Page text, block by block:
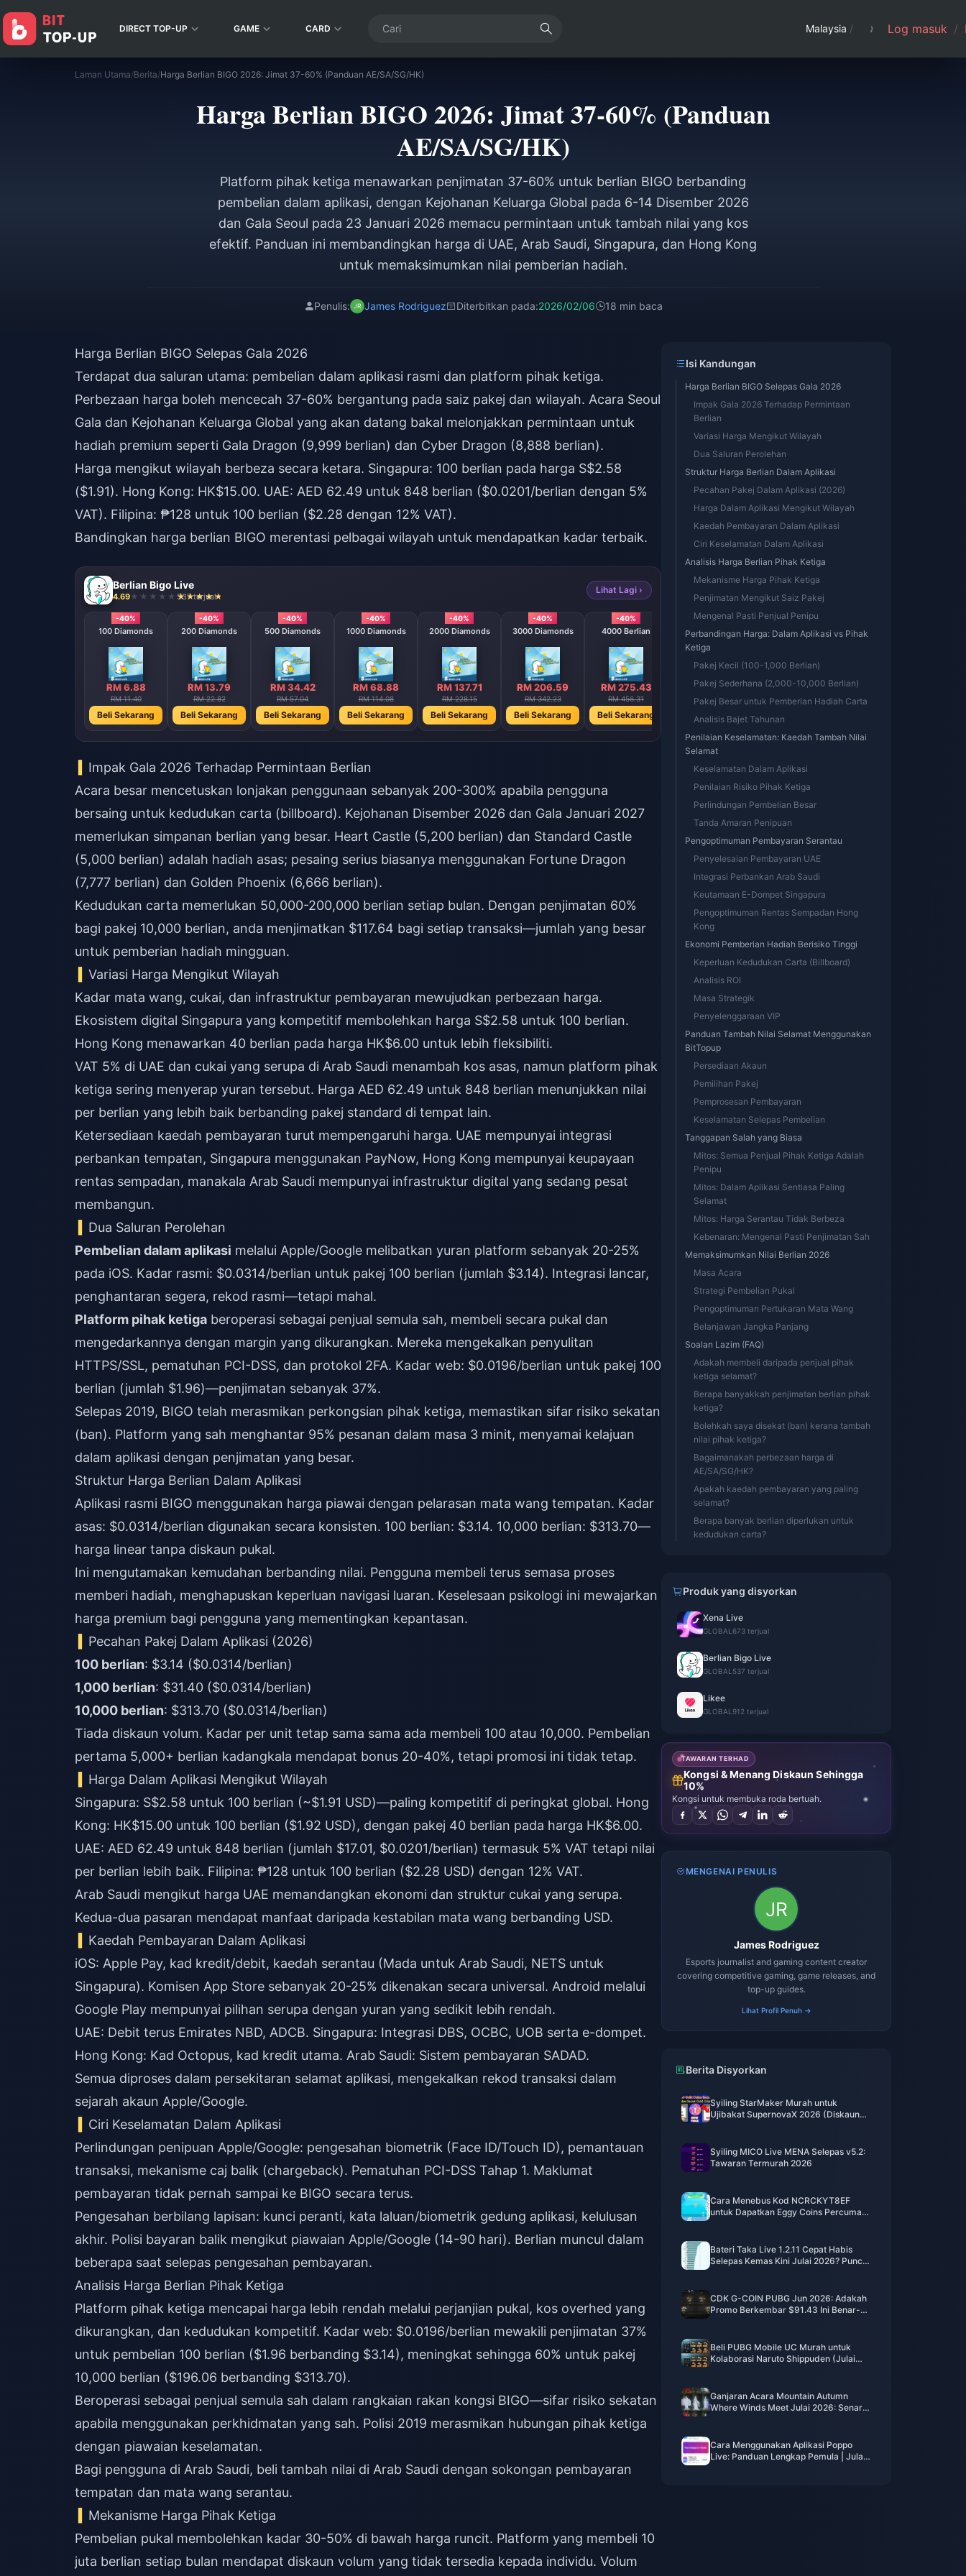
DIRECT TOP-UP GAME CARD Malaysia / Log masuk /
Laman Utama/Berita/Harga Berlian BIGO 2026: Jimat 37-60% (Panduan AE/SA/SG/HK)
Harga Berlian BIGO 2026: Jimat 37-60% (Panduan
AE/SA/SG/HK)
Platform pihak ketiga menawarkan penjimatan 37-60% untuk berlian BIGO berbanding
pembelian dalam aplikasi, dengan Kejohanan Keluarga Global pada 6-14 Disember 2026
dan Gala Seoul pada 23 Januari 2026 memacu permintaan untuk tambah nilai yang kos
efektif. Panduan ini membandingkan harga di UAE, Arab Saudi, Singapura, dan Hong Kong
untuk memaksimumkan nilai pemberian hadiah.
Penulis: James Rodriguez Diterbitkan pada:2026/02/06 18 min baca
Harga Berlian BIGO Selepas Gala 2026
Terdapat dua saluran utama: pembelian dalam aplikasi rasmi dan platform pihak ketiga.
Perbezaan harga boleh mencecah 37-60% bergantung pada saiz pakej dan wilayah. Acara Seoul
Gala dan Kejohanan Keluarga Global yang akan datang bakal melonjakkan permintaan untuk
hadiah premium seperti Gala Dragon (9,999 berlian) dan Cyber Dragon (8,888 berlian).
Harga mengikut wilayah berbeza secara ketara. Singapura: 100 berlian pada harga S$2.58
($1.91). Hong Kong: HK$15.00. UAE: AED 62.49 untuk 848 berlian ($0.0201/berlian dengan 5%
VAT). Filipina: ₱128 untuk 100 berlian ($2.28 dengan 12% VAT).
Bandingkan harga berlian BIGO merentasi pelbagai wilayah untuk mendapatkan kadar terbaik.
Berlian Bigo Live
4.69 537 terjual
Lihat Lagi ›
-40%
100 Diamonds
RM 6.88
RM 11.40
Beli Sekarang
-40%
200 Diamonds
RM 13.79
RM 22.82
Beli Sekarang
-40%
500 Diamonds
RM 34.42
RM 57.04
Beli Sekarang
-40%
1000 Diamonds
RM 68.88
RM 114.08
Beli Sekarang
-40%
2000 Diamonds
RM 137.71
RM 228.15
Beli Sekarang
-40%
3000 Diamonds
RM 206.59
RM 342.23
Beli Sekarang
-40%
4000 Berlian
RM 275.43
RM 456.31
Beli Sekarang
-40%
5000 Berlian
RM 344.30
RM 570.39
Beli Sekarang
-40%
10000 Berlian
RM 688.61
RM 1140.77
Beli Sekarang
20000 Berlian
RM 1377.18
RM 2281.54
Impak Gala 2026 Terhadap Permintaan Berlian
Acara besar mencetuskan lonjakan penggunaan sebanyak 200-300% apabila pengguna
bersaing untuk kedudukan carta (billboard). Kejohanan Disember 2026 dan Gala Januari 2027
memerlukan simpanan berlian yang besar. Heart Castle (5,200 berlian) dan Standard Castle
(5,000 berlian) adalah hadiah asas; pesaing serius biasanya menggunakan Fortune Dragon
(7,777 berlian) dan Golden Phoenix (6,666 berlian).
Kedudukan carta memerlukan 50,000-200,000 berlian setiap bulan. Dengan penjimatan 60%
bagi pakej 10,000 berlian, anda menjimatkan $117.64 bagi setiap transaksi—jumlah yang besar
untuk pemberian hadiah mingguan.
Variasi Harga Mengikut Wilayah
Kadar mata wang, cukai, dan infrastruktur pembayaran mewujudkan perbezaan harga.
Ekosistem digital Singapura yang kompetitif membolehkan harga S$2.58 untuk 100 berlian.
Hong Kong menawarkan 40 berlian pada harga HK$6.00 untuk lebih fleksibiliti.
VAT 5% di UAE dan cukai yang serupa di Arab Saudi menambah kos asas, namun platform pihak
ketiga sering menyerap yuran tersebut. Harga AED 62.49 untuk 848 berlian menunjukkan nilai
per berlian yang lebih baik berbanding pakej standard di tempat lain.
Ketersediaan kaedah pembayaran turut mempengaruhi harga. UAE mempunyai integrasi
perbankan tempatan, Singapura menggunakan PayNow, Hong Kong mempunyai keupayaan
rentas sempadan, manakala Arab Saudi mempunyai infrastruktur digital yang sedang pesat
membangun.
Dua Saluran Perolehan
Pembelian dalam aplikasi melalui Apple/Google melibatkan yuran platform sebanyak 20-25%
pada iOS. Kadar rasmi: $0.0314/berlian untuk pakej 100 berlian (jumlah $3.14). Integrasi lancar,
penghantaran segera, rekod rasmi—tetapi mahal.
Platform pihak ketiga beroperasi sebagai penjual semula sah, membeli secara pukal dan
mengedarkannya dengan margin yang dikurangkan. Mereka mengekalkan penyulitan
HTTPS/SSL, pematuhan PCI-DSS, dan protokol 2FA. Kadar web: $0.0196/berlian untuk pakej 100
berlian (jumlah $1.96)—penjimatan sebanyak 37%.
Selepas 2019, BIGO telah merasmikan perkongsian pihak ketiga, memastikan sifar risiko sekatan
(ban). Platform yang sah menghantar 95% pesanan dalam masa 3 minit, menyamai kelajuan
dalam aplikasi dengan penjimatan yang besar.
Struktur Harga Berlian Dalam Aplikasi
Aplikasi rasmi BIGO menggunakan harga piawai dengan pelarasan mata wang tempatan. Kadar
asas: $0.0314/berlian digunakan secara konsisten. 100 berlian: $3.14. 10,000 berlian: $313.70—
harga linear tanpa diskaun pukal.
Ini mengutamakan kemudahan berbanding nilai. Pengguna membeli terus semasa proses
memberi hadiah, menghapuskan keperluan navigasi luaran. Keselesaan psikologi ini mewajarkan
harga premium bagi pengguna yang mementingkan kepantasan.
Pecahan Pakej Dalam Aplikasi (2026)
100 berlian: $3.14 ($0.0314/berlian)
1,000 berlian: $31.40 ($0.0314/berlian)
10,000 berlian: $313.70 ($0.0314/berlian)
Tiada diskaun volum. Kadar per unit tetap sama sama ada membeli 100 atau 10,000. Pembelian
pertama 5,000+ berlian kadangkala mendapat bonus 20-40%, tetapi promosi ini tidak tetap.
Harga Dalam Aplikasi Mengikut Wilayah
Singapura: S$2.58 untuk 100 berlian (~$1.91 USD)—paling kompetitif di peringkat global. Hong
Kong: HK$15.00 untuk 100 berlian ($1.92 USD), dengan pakej 40 berlian pada harga HK$6.00.
UAE: AED 62.49 untuk 848 berlian (jumlah $17.01, $0.0201/berlian) termasuk 5% VAT tetapi nilai
per berlian lebih baik. Filipina: ₱128 untuk 100 berlian ($2.28 USD) dengan 12% VAT.
Arab Saudi mengikut harga UAE memandangkan ekonomi dan struktur cukai yang serupa.
Kedua-dua pasaran mendapat manfaat daripada kestabilan mata wang berbanding USD.
Kaedah Pembayaran Dalam Aplikasi
iOS: Apple Pay, kad kredit/debit, kaedah serantau (Mada untuk Arab Saudi, NETS untuk
Singapura). Komisen App Store sebanyak 20-25% dikenakan secara universal. Android melalui
Google Play mempunyai pilihan serupa dengan yuran yang sedikit lebih rendah.
UAE: Debit terus Emirates NBD, ADCB. Singapura: Integrasi DBS, OCBC, UOB serta e-dompet.
Hong Kong: Kad Octopus, kad kredit utama. Arab Saudi: Sistem pembayaran SADAD.
Semua diproses dalam persekitaran selamat aplikasi, mengekalkan rekod transaksi dalam
sejarah akaun Apple/Google.
Ciri Keselamatan Dalam Aplikasi
Perlindungan penipuan Apple/Google: pengesahan biometrik (Face ID/Touch ID), pemantauan
transaksi, mekanisme caj balik (chargeback). Pematuhan PCI-DSS Tahap 1. Maklumat
pembayaran tidak pernah sampai ke BIGO secara terus.
Pengesahan berbilang lapisan: kunci peranti, kata laluan/biometrik gedung aplikasi, kelulusan
akhir. Polisi bayaran balik mengikut piawaian Apple/Google (14-90 hari). Berlian muncul dalam
beberapa saat selepas pengesahan pembayaran.
Analisis Harga Berlian Pihak Ketiga
Platform pihak ketiga mencapai harga lebih rendah melalui perjanjian pukal, kos overhed yang
dikurangkan, dan kedudukan kompetitif. Kadar web: $0.0196/berlian mewakili penjimatan 37%
untuk pembelian 100 berlian ($1.96 berbanding $3.14), meningkat sehingga 60% untuk pakej
10,000 berlian ($196.06 berbanding $313.70).
Beroperasi sebagai penjual semula sah dalam rangkaian rakan kongsi BIGO—sifar risiko sekatan
apabila menggunakan perkhidmatan yang sah. Polisi 2019 merasmikan hubungan pihak ketiga
dengan piawaian keselamatan.
Bagi pengguna di Arab Saudi, beli tambah nilai di Arab Saudi dengan sokongan pembayaran
tempatan dan mata wang serantau.
Mekanisme Harga Pihak Ketiga
Pembelian pukal membolehkan kadar 30-50% di bawah harga runcit. Platform yang membeli 10
juta berlian setiap bulan mendapat diskaun volum yang tidak tersedia kepada individu. Volum
Isi Kandungan
Harga Berlian BIGO Selepas Gala 2026
Impak Gala 2026 Terhadap Permintaan
Berlian
Variasi Harga Mengikut Wilayah
Dua Saluran Perolehan
Struktur Harga Berlian Dalam Aplikasi
Pecahan Pakej Dalam Aplikasi (2026)
Harga Dalam Aplikasi Mengikut Wilayah
Kaedah Pembayaran Dalam Aplikasi
Ciri Keselamatan Dalam Aplikasi
Analisis Harga Berlian Pihak Ketiga
Mekanisme Harga Pihak Ketiga
Penjimatan Mengikut Saiz Pakej
Mengenal Pasti Penjual Penipu
Perbandingan Harga: Dalam Aplikasi vs Pihak
Ketiga
Pakej Kecil (100-1,000 Berlian)
Pakej Sederhana (2,000-10,000 Berlian)
Pakej Besar untuk Pemberian Hadiah Carta
Analisis Bajet Tahunan
Penilaian Keselamatan: Kaedah Tambah Nilai
Selamat
Keselamatan Dalam Aplikasi
Penilaian Risiko Pihak Ketiga
Perlindungan Pembelian Besar
Tanda Amaran Penipuan
Pengoptimuman Pembayaran Serantau
Penyelesaian Pembayaran UAE
Integrasi Perbankan Arab Saudi
Keutamaan E-Dompet Singapura
Pengoptimuman Rentas Sempadan Hong
Kong
Ekonomi Pemberian Hadiah Berisiko Tinggi
Keperluan Kedudukan Carta (Billboard)
Analisis ROI
Masa Strategik
Penyelenggaraan VIP
Panduan Tambah Nilai Selamat Menggunakan
BitTopup
Persediaan Akaun
Pemilihan Pakej
Pemprosesan Pembayaran
Keselamatan Selepas Pembelian
Tanggapan Salah yang Biasa
Mitos: Semua Penjual Pihak Ketiga Adalah
Penipu
Mitos: Dalam Aplikasi Sentiasa Paling
Selamat
Mitos: Harga Serantau Tidak Berbeza
Kebenaran: Mengenal Pasti Penjimatan Sah
Memaksimumkan Nilai Berlian 2026
Masa Acara
Strategi Pembelian Pukal
Pengoptimuman Pertukaran Mata Wang
Belanjawan Jangka Panjang
Soalan Lazim (FAQ)
Adakah membeli daripada penjual pihak
ketiga selamat?
Berapa banyakkah penjimatan berlian pihak
ketiga?
Bolehkah saya disekat (ban) kerana tambah
nilai pihak ketiga?
Bagaimanakah perbezaan harga di
AE/SA/SG/HK?
Apakah kaedah pembayaran yang paling
selamat?
Berapa banyak berlian diperlukan untuk
kedudukan carta?
Produk yang disyorkan
Xena Live
GLOBAL 673 terjual
Berlian Bigo Live
GLOBAL 537 terjual
Likee
GLOBAL 912 terjual
TAWARAN TERHAD
Kongsi & Menang Diskaun Sehingga
10%
Kongsi untuk membuka roda bertuah.
MENGENAI PENULIS
James Rodriguez
Esports journalist and gaming content creator
covering competitive gaming, game releases, and
top-up guides.
Lihat Profil Penuh →
Berita Disyorkan
Syiling StarMaker Murah untuk
Ujibakat SupernovaX 2026 (Diskaun
Syiling MICO Live MENA Selepas v5.2:
Tawaran Termurah 2026
Cara Menebus Kod NCRCKYT8EF
untuk Dapatkan Eggy Coins Percuma
Bateri Taka Live 1.2.11 Cepat Habis
Selepas Kemas Kini Julai 2026? Punca
CDK G-COIN PUBG Jun 2026: Adakah
Promo Berkembar $91.43 Ini Benar-
Beli PUBG Mobile UC Murah untuk
Kolaborasi Naruto Shippuden (Julai
Ganjaran Acara Mountain Autumn
Where Winds Meet Julai 2026: Senarai
Cara Menggunakan Aplikasi Poppo
Live: Panduan Lengkap Pemula | Julai